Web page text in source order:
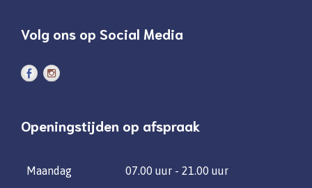
Volg ons op Social Media
Openingstijden op afspraak
Maandag 07.00 uur - 21.00 uur